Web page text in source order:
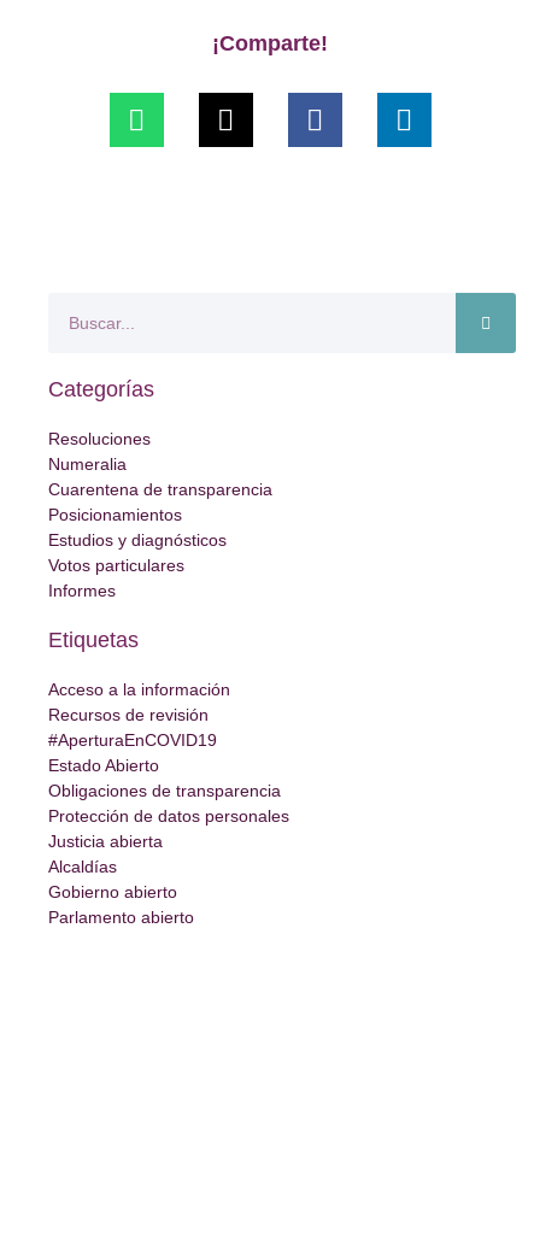
¡Comparte!
Categorías
Resoluciones
Numeralia
Cuarentena de transparencia
Posicionamientos
Estudios y diagnósticos
Votos particulares
Informes
Etiquetas
Acceso a la información
Recursos de revisión
#AperturaEnCOVID19
Estado Abierto
Obligaciones de transparencia
Protección de datos personales
Justicia abierta
Alcaldías
Gobierno abierto
Parlamento abierto